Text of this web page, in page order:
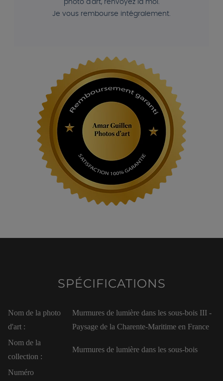
photo d'art, renvoyez la moi.
Je vous rembourse intégralement.
SPÉCIFICATIONS
Nom de la photo
d'art :
Murmures de lumière dans les sous-bois III -
Paysage de la Charente-Maritime en France
Nom de la
collection :
Murmures de lumière dans les sous-bois
Numéro